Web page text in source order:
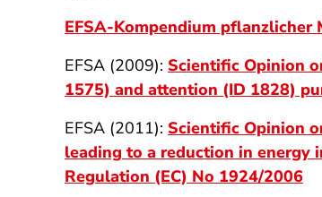
EFSA-Kompendium
EFSA (2009): Scientific Opinion
1575) and attention (ID 1828)
EFSA (2011): Scientific Opinion
leading to a reduction in
Regulation (EC) No 1924/2006